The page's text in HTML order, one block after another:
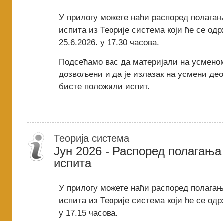
У прилогу можете наћи распоред
испита из Теорије система који ће се
25.6.2026. у 17.30 часова.
Подсећамо вас да материјали на
дозвољени и да је излазак на усмени
бисте положили испит.
Теорија система
Јун 2026 - Распоред
испита
У прилогу можете наћи распоред
испита из Теорије система који ће се
у 17.15 часова.